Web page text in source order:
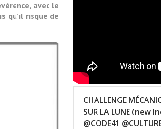
avec le
qu’il risque de
CHALLENGE
SUR LA LUNE (new
@CODE41